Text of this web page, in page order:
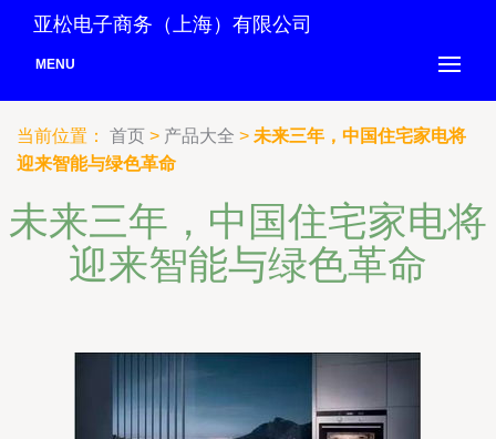
亚松电子商务（上海）有限公司
MENU
当前位置： 首页 > 产品大全 > 未来三年，中国住宅家电将
迎来智能与绿色革命
未来三年，中国住宅家电将
迎来智能与绿色革命